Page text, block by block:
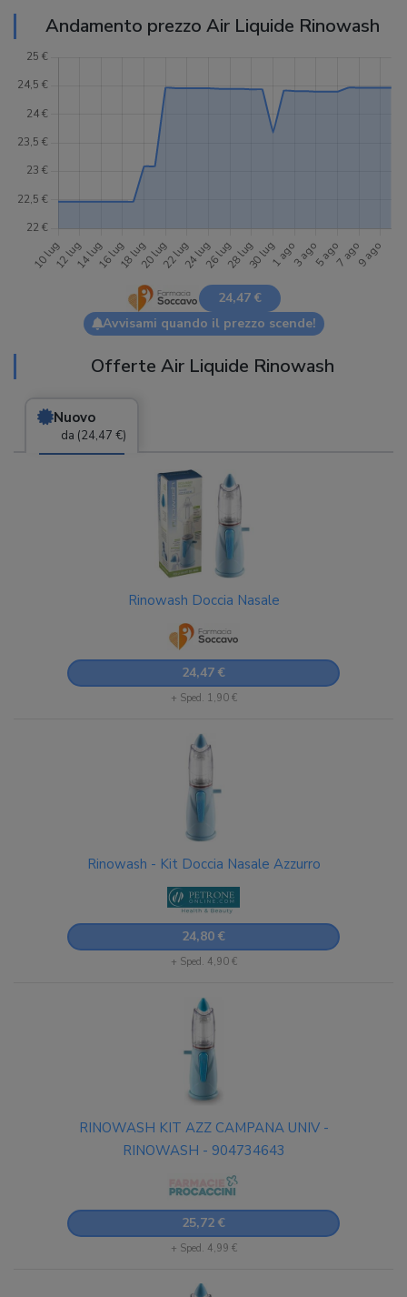
Andamento prezzo Air Liquide Rinowash
24,47 €
Avvisami quando il prezzo scende!
Offerte Air Liquide Rinowash
Nuovo
da (24,47 €)
Rinowash Doccia Nasale
24,47 €
+ Sped. 1,90 €
Rinowash - Kit Doccia Nasale Azzurro
24,80 €
+ Sped. 4,90 €
RINOWASH KIT AZZ CAMPANA UNIV -
RINOWASH - 904734643
25,72 €
+ Sped. 4,99 €